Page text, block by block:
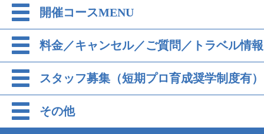
開催コースMENU
料金／キャンセル／ご質問／トラベル情報
スタッフ募集（短期プロ育成奨学制度有）
その他